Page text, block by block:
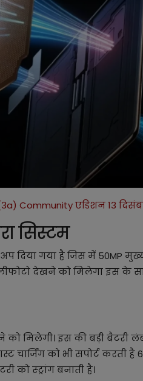
Community एडिशन 13
सिस्टम
दिया गया है जिस में 50MP
देखने को मिलेगा इस के
को मिलेगी। इस की बड़ी बैटरी
चार्जिंग को भी सपोर्ट करती है
को स्ट्रांग बनाती है।